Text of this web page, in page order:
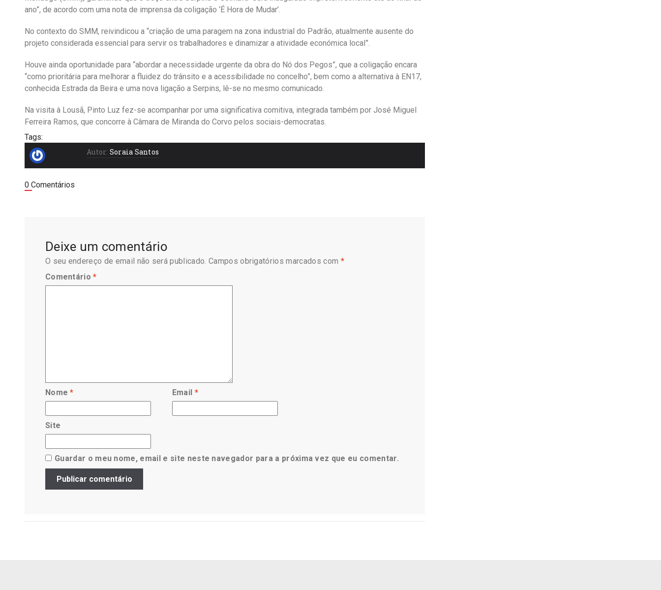
ano”, de acordo com uma nota de imprensa da coligação ‘É Hora de Mudar’.
No contexto do SMM, reivindicou a “criação de uma paragem na zona industrial do Padrão, atualmente ausente do
projeto considerada essencial para servir os trabalhadores e dinamizar a atividade económica local”.
Houve ainda oportunidade para “abordar a necessidade urgente da obra do Nó dos Pegos”, que a coligação encara
“como prioritária para melhorar a fluidez do trânsito e a acessibilidade no concelho”, bem como a alternativa à EN17,
conhecida Estrada da Beira e uma nova ligação a Serpins, lê-se no mesmo comunicado.
Na visita à Lousã, Pinto Luz fez-se acompanhar por uma significativa comitiva, integrada também por José Miguel
Ferreira Ramos, que concorre à Câmara de Miranda do Corvo pelos sociais-democratas.
Tags:
Autor: Soraia Santos
0 Comentários
Deixe um comentário
O seu endereço de email não será publicado. Campos obrigatórios marcados com *
Comentário*
Nome* Email *
Site
Guardar o meu nome, email e site neste navegador para a próxima vez que eu comentar.